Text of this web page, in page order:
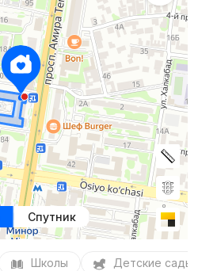
Спутник
Школы Детские сады